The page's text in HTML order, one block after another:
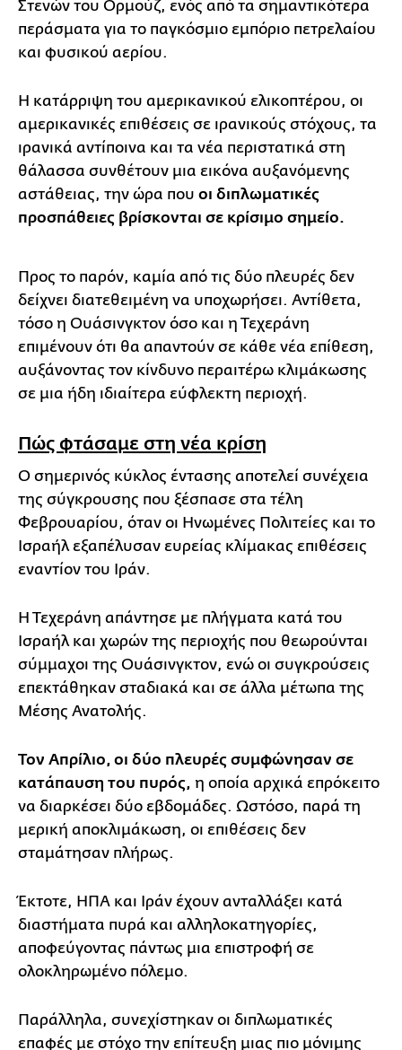
Στενών του Ορμούζ, ενός από τα σημαντικότερα
περάσματα για το παγκόσμιο εμπόριο πετρελαίου
και φυσικού αερίου.
Η κατάρριψη του αμερικανικού ελικοπτέρου, οι
αμερικανικές επιθέσεις σε ιρανικούς στόχους, τα
ιρανικά αντίποινα και τα νέα περιστατικά στη
θάλασσα συνθέτουν μια εικόνα αυξανόμενης
αστάθειας, την ώρα που οι διπλωματικές
προσπάθειες βρίσκονται σε κρίσιμο σημείο.
Προς το παρόν, καμία από τις δύο πλευρές δεν
δείχνει διατεθειμένη να υποχωρήσει. Αντίθετα,
τόσο η Ουάσινγκτον όσο και η Τεχεράνη
επιμένουν ότι θα απαντούν σε κάθε νέα επίθεση,
αυξάνοντας τον κίνδυνο περαιτέρω κλιμάκωσης
σε μια ήδη ιδιαίτερα εύφλεκτη περιοχή.
Πώς φτάσαμε στη νέα κρίση
Ο σημερινός κύκλος έντασης αποτελεί συνέχεια
της σύγκρουσης που ξέσπασε στα τέλη
Φεβρουαρίου, όταν οι Ηνωμένες Πολιτείες και το
Ισραήλ εξαπέλυσαν ευρείας κλίμακας επιθέσεις
εναντίον του Ιράν.
Η Τεχεράνη απάντησε με πλήγματα κατά του
Ισραήλ και χωρών της περιοχής που θεωρούνται
σύμμαχοι της Ουάσινγκτον, ενώ οι συγκρούσεις
επεκτάθηκαν σταδιακά και σε άλλα μέτωπα της
Μέσης Ανατολής.
Τον Απρίλιο, οι δύο πλευρές συμφώνησαν σε
κατάπαυση του πυρός, η οποία αρχικά επρόκειτο
να διαρκέσει δύο εβδομάδες. Ωστόσο, παρά τη
μερική αποκλιμάκωση, οι επιθέσεις δεν
σταμάτησαν πλήρως.
Έκτοτε, ΗΠΑ και Ιράν έχουν ανταλλάξει κατά
διαστήματα πυρά και αλληλοκατηγορίες,
αποφεύγοντας πάντως μια επιστροφή σε
ολοκληρωμένο πόλεμο.
Παράλληλα, συνεχίστηκαν οι διπλωματικές
επαφές με στόχο την επίτευξη μιας πιο μόνιμης